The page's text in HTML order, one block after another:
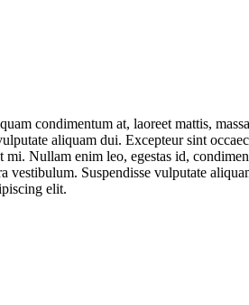
condimentum at, laoreet mattis,
aliquam dui. Excepteur sint
Nullam enim leo, egestas id,
Suspendisse vulputate
elit.